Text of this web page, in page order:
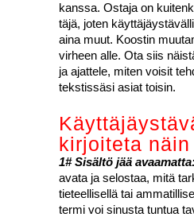
kans­sa. Osta­ja on
tä­jä, joten
aina muut. Koos­tin
vir­heen alle. Ota siis
ja ajat­te­le, miten voi­sit
teks­tis­sä­si asiat toi­sin.
kir­joi­te­ta näin
1# Sisäl­tö jää
ava­ta ja selos­taa, mitä
tie­teel­li­sel­lä tai
ter­mi voi sinus­ta tun­tua